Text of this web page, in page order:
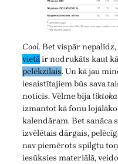
Cool. Bet vispār nepalīdz,
vietāir nodrukāts kaut
pelēkzilais. Un kā jau
iesaistītajiem būs sava
noticis. Vēlme bijatiktoka
izmantot kā fonu
kalendāram. Bet sanāca
izvēlētais dārgais,
nav piemērots spilgtu
iesūksies materiālā,